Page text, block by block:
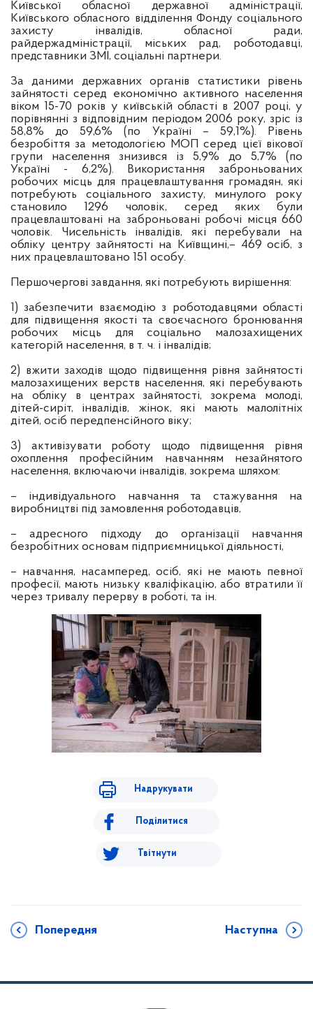
Київської обласної державної адміністрації,
Київського обласного відділення Фонду соціального
захисту інвалідів, обласної ради,
райдержадміністрації, міських рад, роботодавці,
представники ЗМІ, соціальні партнери.
За даними державних органів статистики рівень
зайнятості серед економічно активного населення
віком 15-70 років у київській області в 2007 році, у
порівнянні з відповідним періодом 2006 року, зріс із
58,8% до 59,6% (по Україні – 59,1%). Рівень
безробіття за методологією МОП серед цієї вікової
групи населення знизився із 5,9% до 5,7% (по
Україні - 6,2%). Використання заброньованих
робочих місць для працевлаштування громадян, які
потребують соціального захисту, минулого року
становило 1296 чоловік, серед яких були
працевлаштовані на заброньовані робочі місця 660
чоловік. Чисельність інвалідів, які перебували на
обліку центру зайнятості на Київщині,– 469 осіб, з
них працевлаштовано 151 особу.
Першочергові завдання, які потребують вирішення:
1) забезпечити взаємодію з роботодавцями області
для підвищення якості та своєчасного бронювання
робочих місць для соціально малозахищених
категорій населення, в т. ч. і інвалідів;
2) вжити заходів щодо підвищення рівня зайнятості
малозахищених верств населення, які перебувають
на обліку в центрах зайнятості, зокрема молоді,
дітей-сиріт, інвалідів, жінок, які мають малолітніх
дітей, осіб передпенсійного віку;
3) активізувати роботу щодо підвищення рівня
охоплення професійним навчанням незайнятого
населення, включаючи інвалідів, зокрема шляхом:
– індивідуального навчання та стажування на
виробництві під замовлення роботодавців,
– адресного підходу до організації навчання
безробітних основам підприємницької діяльності,
– навчання, насамперед, осіб, які не мають певної
професії, мають низьку кваліфікацію, або втратили її
через тривалу перерву в роботі, та ін.
Надрукувати
Поділитися
Твітнути
Попередня Наступна